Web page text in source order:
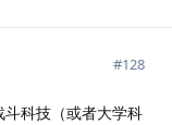
#128
科技（或者大学科